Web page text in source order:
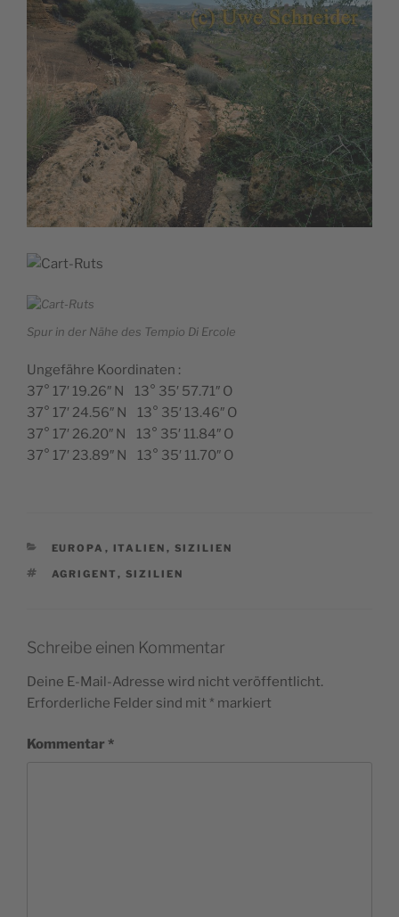
Spur in der Nähe des Tempio Di Ercole
Ungefähre Koordinaten :
37° 17′ 19.26″ N 13° 35′ 57.71″ O
37° 17′ 24.56″ N 13° 35′ 13.46″ O
37° 17′ 26.20″ N 13° 35′ 11.84″ O
37° 17′ 23.89″ N 13° 35′ 11.70″ O
KATEGORIEN
EUROPA , ITALIEN , SIZILIEN
SCHLAGWÖRTER
AGRIGENT , SIZILIEN
Schreibe einen Kommentar
Deine E-Mail-Adresse wird nicht veröffentlicht.
Erforderliche Felder sind mit * markiert
Kommentar *